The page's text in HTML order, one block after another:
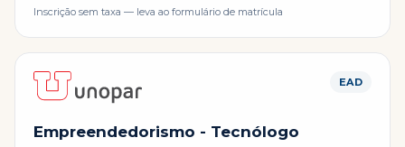
Inscrição sem taxa — leva ao formulário de matrícula
EAD
Empreendedorismo - Tecnólogo